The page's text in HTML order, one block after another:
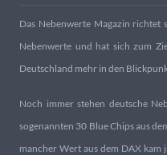
Das Nebenwerte Magazin richtet
Nebenwerte und hat sich zum
Deutschland mehr in den
Noch immer stehen deutsche
sogenannten 30 Blue Chips aus
mancher Wert aus dem DAX